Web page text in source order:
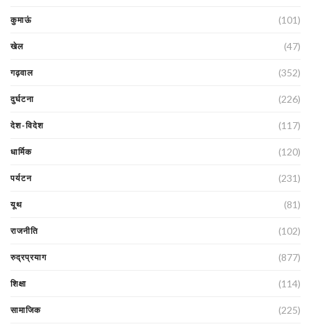
कुमाऊं (101)
खेल (47)
गढ़वाल (352)
दुर्घटना (226)
देश-विदेश (117)
धार्मिक (120)
पर्यटन (231)
यूथ (81)
राजनीति (102)
रुद्रप्रयाग (877)
शिक्षा (114)
सामाजिक (225)